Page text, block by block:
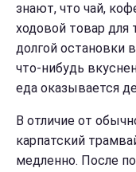
знают, что чай,
ходовой товар для
долгой остановки
что-нибудь
еда оказывается
В отличие от
карпатский
медленно. После